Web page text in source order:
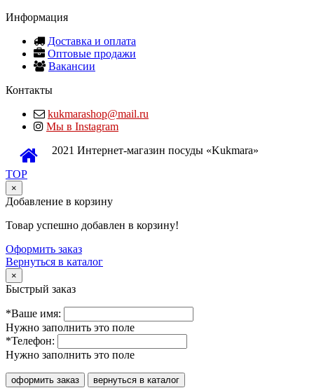
Информация
Доставка и оплата
Оптовые продажи
Вакансии
Контакты
kukmarashop@mail.ru
Мы в Instagram
2021 Интернет-магазин посуды «Kukmara»
TOP
×
Добавление в корзину
Товар успешно добавлен в корзину!
Оформить заказ
Вернуться в каталог
×
Быстрый заказ
*Ваше имя:
Нужно заполнить это поле
*Телефон:
Нужно заполнить это поле
оформить заказ вернуться в каталог